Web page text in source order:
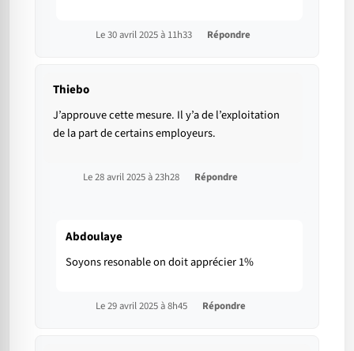
Le 30 avril 2025 à 11h33 Répondre
Thiebo
J’approuve cette mesure. Il y’a de l’exploitation
de la part de certains employeurs.
Le 28 avril 2025 à 23h28 Répondre
Abdoulaye
Soyons resonable on doit apprécier 1%
Le 29 avril 2025 à 8h45 Répondre